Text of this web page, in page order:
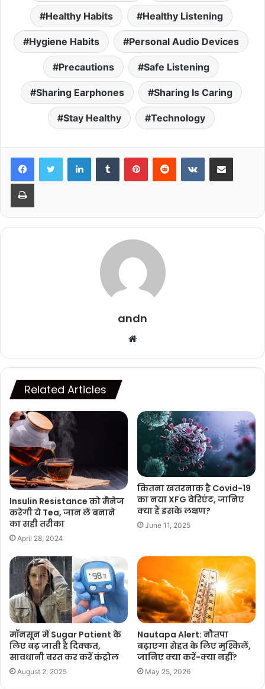
Healthy Habits Healthy Listening
Hygiene Habits Personal Audio Devices
Precautions Safe Listening
Sharing Earphones Sharing Is Caring
Stay Healthy Technology
LinkedInTumblr PinterestReddit VKontakteShare via Email
Print
andn
Website
Related Articles
Insulin Resistance को मैनेज
करेगी ये Tea, जान लें बनाने
का सही तरीका
April 28, 2024
कितना खतरनाक है Covid-19
का नया XFG वेरिएंट, जानिए
क्या हैं इसके लक्षण?
June 11, 2025
मॉनसून में Sugar Patient के
लिए बढ़ जाती है दिक्‍कत,
सावधानी बरत कर करें कंट्रोल
August 2, 2025
Nautapa Alert: नौतपा
बढ़ाएगा सेहत के लिए मुश्किलें,
जानिए क्या करें-क्या नहीं?
May 25, 2026